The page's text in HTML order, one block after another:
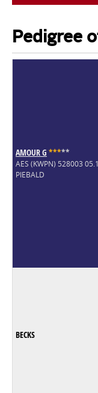
Pedigree
AMOUR G *****
AES (KWPN) 528003
PIEBALD
BECKS